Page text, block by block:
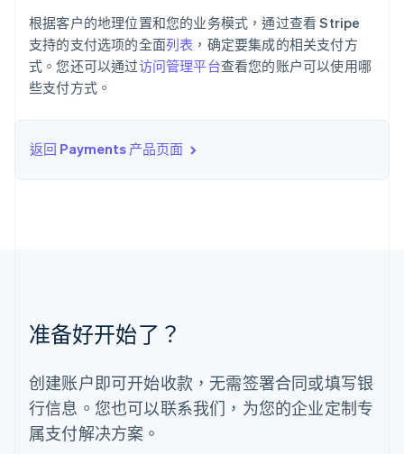
根据客户的地理位置和您的业务模式，通过查看 Stripe
支持的支付选项的全面列表 ，确定要集成的相关支付方
式。您还可以通过访问管理平台查看您的账户可以使用哪
些支付方式。
返回 Payments 产品页面
准备好开始了？
创建账户即可开始收款，无需签署合同或填写银
行信息。您也可以联系我们，为您的企业定制专
属支付解决方案。
English
立陶宛
English
列支敦士登
Deutsch English
罗马尼亚
马尔他
挪威
葡萄牙
Português English
日本
日本語English
瑞典